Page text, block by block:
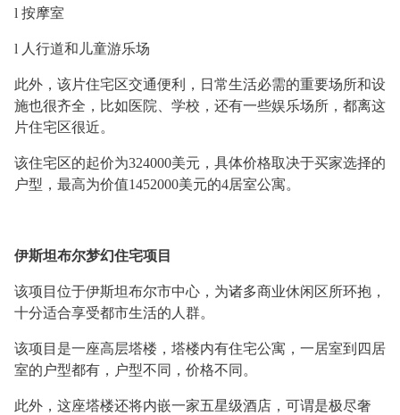
l 按摩室
l 人行道和儿童游乐场
此外，该片住宅区交通便利，日常生活必需的重要场所和设
施也很齐全，比如医院、学校，还有一些娱乐场所，都离这
片住宅区很近。
该住宅区的起价为324000美元，具体价格取决于买家选择的
户型，最高为价值1452000美元的4居室公寓。
伊斯坦布尔梦幻住宅项目
该项目位于伊斯坦布尔市中心，为诸多商业休闲区所环抱，
十分适合享受都市生活的人群。
该项目是一座高层塔楼，塔楼内有住宅公寓，一居室到四居
室的户型都有，户型不同，价格不同。
此外，这座塔楼还将内嵌一家五星级酒店，可谓是极尽奢